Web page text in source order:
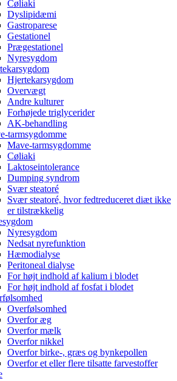
Cøliaki
Dyslipidæmi
Gastroparese
Gestationel
Prægestationel
Nyresygdom
Hjertekarsygdom
Overvægt
Andre kulturer
Forhøjede triglycerider
AK-behandling
tarmsygdomme
Mave-tarmsygdomme
Cøliaki
Laktoseintolerance
Dumping syndrom
Svær steatoré
Svær steatoré, hvor fedtreduceret diæt ikke
er tilstrækkelig
Nyresygdom
Nedsat nyrefunktion
Hæmodialyse
Peritoneal dialyse
For højt indhold af kalium i blodet
For højt indhold af fosfat i blodet
Overfølsomhed
Overfor æg
Overfor mælk
Overfor nikkel
Overfor birke-, græs og bynkepollen
Overfor et eller flere tilsatte farvestoffer